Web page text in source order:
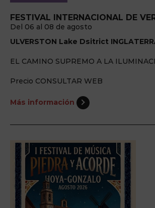
FESTIVAL INTERNACIONAL DE
Del 06 al 08 de agosto
ULVERSTON Lake Dsitrict
EL CAMINO SUPREMO A LA
Precio CONSULTAR WEB
Más información